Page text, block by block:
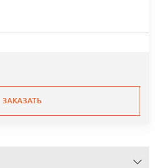
ЗАКАЗАТЬ